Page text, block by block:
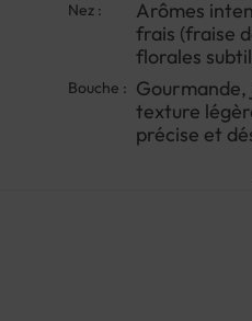
Nez :
Arômes
frais (fraise
florales
Bouche :
texture
précise et